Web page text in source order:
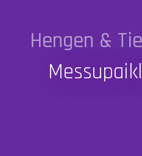
Hengen &